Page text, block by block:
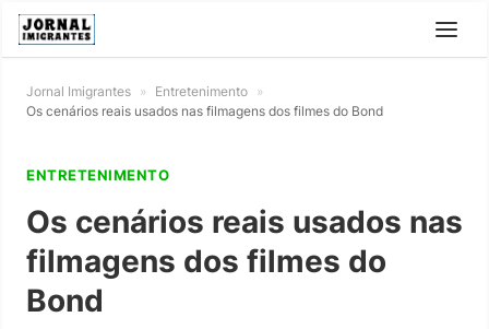
Jornal Imigrantes » Entretenimento »
Os cenários reais usados nas filmagens dos filmes do Bond
ENTRETENIMENTO
Os cenários reais usados nas
filmagens dos filmes do
Bond